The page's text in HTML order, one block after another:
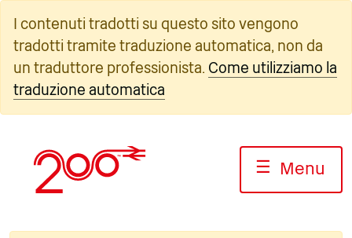
contenuto
I contenuti tradotti su questo sito vengono
tradotti tramite traduzione automatica, non da
un traduttore professionista. Come utilizziamo la
traduzione automatica
☰ Menu